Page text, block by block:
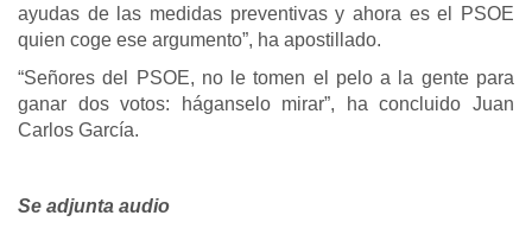
ayudas de las medidas preventivas y ahora es el PSOE
quien coge ese argumento”, ha apostillado.
“Señores del PSOE, no le tomen el pelo a la gente para
ganar dos votos: háganselo mirar”, ha concluido Juan
Carlos García.
Se adjunta audio